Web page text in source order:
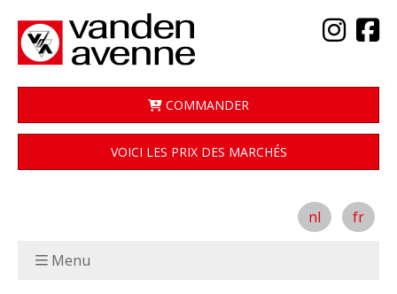
COMMANDER
VOICI LES PRIX DES MARCHÉS
nl fr
Menu